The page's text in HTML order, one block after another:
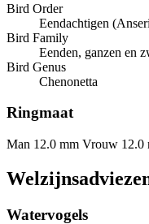
Bird Order
Eendachtigen
Bird Family
Eenden, ganzen en
Bird Genus
Chenonetta
Ringmaat
Man 12.0 mm Vrouw 12.0
Watervogels